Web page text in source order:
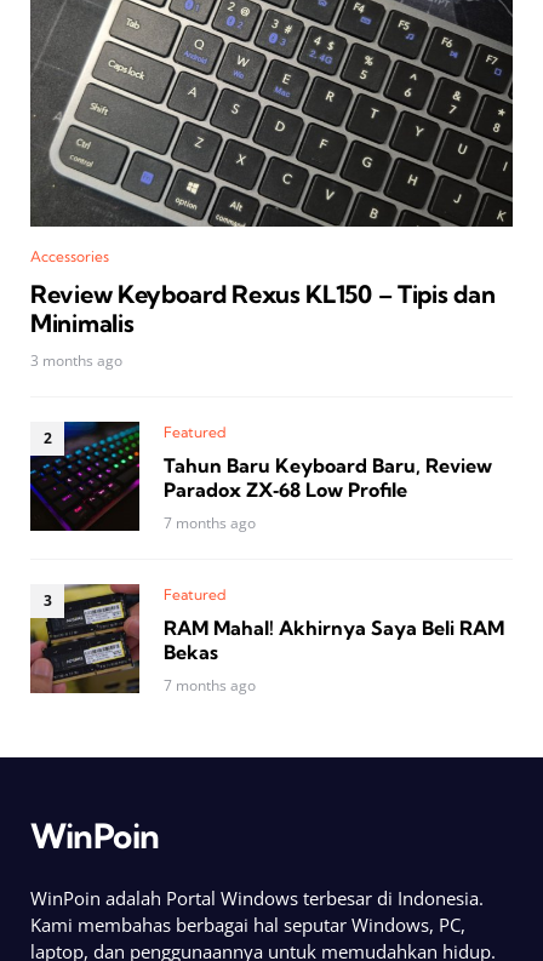
Accessories
Review Keyboard Rexus KL150 – Tipis dan
Minimalis
3 months ago
Featured
Tahun Baru Keyboard Baru, Review
Paradox ZX‑68 Low Profile
7 months ago
Featured
RAM Mahal! Akhirnya Saya Beli RAM
Bekas
7 months ago
WinPoin
WinPoin adalah Portal Windows terbesar di Indonesia.
Kami membahas berbagai hal seputar Windows, PC,
laptop, dan penggunaannya untuk memudahkan hidup.